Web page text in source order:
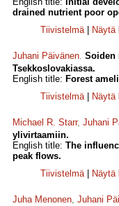
drained nutrient poor
Tiivistelmä| Näytä
Juhani Päivänen. Soiden
Tsekkoslovakiassa.
English title: Forest
Tiivistelmä| Näytä
Michael R. Starr, Juhani
ylivirtaamiin.
English title: The
peak flows.
Tiivistelmä| Näytä
Juha Menonen, Juhani